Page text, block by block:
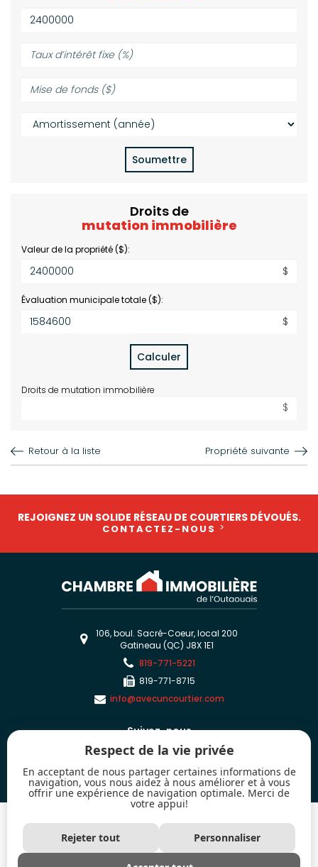
Valeur
de
propriété
($):
d’intérêt
(%):
de
($):
Amortissement
(année):
Soumettre
Droits de
mutation immobilière
Valeur de la propriété ($):
$
Évaluation municipale totale ($):
$
Calculer
Droits de mutation immobilière
$
Retour à la liste Propriété suivante
REJOIGNEZ UN SOLIDE RÉSEAU DE COURTIERS DÉVOUÉS.
CONTACTEZ-NOUS
106, boul. Sacré-Coeur, local 200
Gatineau (QC) J8X 1E1
819-771-5221
819-771-8715
info@avecuncourtier.com
Suivez-nous
Les marques de commerce MLS® et Multiple Listing Service® ainsi que les
logos connexes sont la propriété de l'Association canadienne de l’immeuble
(ACI) et mettent en valeur la qualité des services qu'offrent les courtiers et
Respect de la vie privée
En acceptant de nous partager certaines informations de
navigation, vous nous aidez à nous améliorer et à vous
offrir une expérience de navigation optimale. Merci de
votre appui!
Rejeter tout Personnaliser